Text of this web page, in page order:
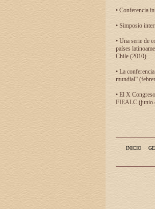
• Conferencia
• Simposio
• Una serie de
países
Chile (2010)
• La
mundial”
• El X
FIEALC (junio
INICIO